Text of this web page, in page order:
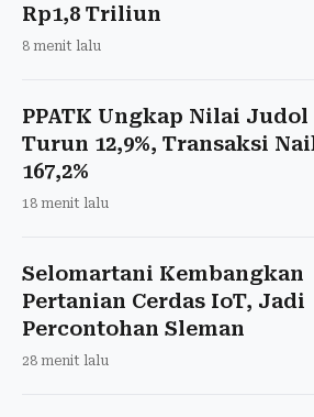
Rp1,8 Triliun
8 menit lalu
PPATK Ungkap Nilai Judol
Turun 12,9%, Transaksi
167,2%
18 menit lalu
Selomartani Kembangkan
Pertanian Cerdas IoT, Jadi
Percontohan Sleman
28 menit lalu